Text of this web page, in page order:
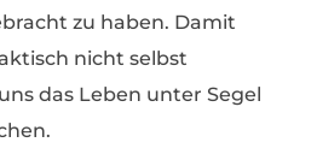
zu haben. Damit
nicht selbst
das Leben unter Segel